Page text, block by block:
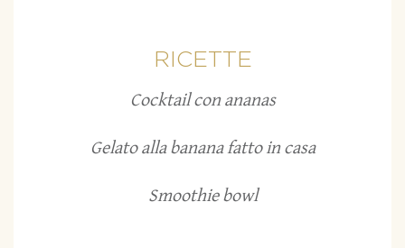
RICETTE
Cocktail con ananas
Gelato alla banana fatto in casa
Smoothie bowl